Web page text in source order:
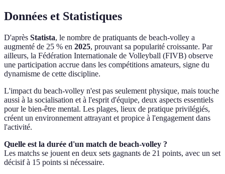
Données et Statistiques
D'après Statista, le nombre de pratiquants de beach-volley a
augmenté de 25 % en 2025, prouvant sa popularité croissante. Par
ailleurs, la Fédération Internationale de Volleyball (FIVB) observe
une participation accrue dans les compétitions amateurs, signe du
dynamisme de cette discipline.
L'impact du beach-volley n'est pas seulement physique, mais touche
aussi à la socialisation et à l'esprit d'équipe, deux aspects essentiels
pour le bien-être mental. Les plages, lieux de pratique privilégiés,
créent un environnement attrayant et propice à l'engagement dans
l'activité.
Quelle est la durée d'un match de beach-volley ?
Les matchs se jouent en deux sets gagnants de 21 points, avec un set
décisif à 15 points si nécessaire.